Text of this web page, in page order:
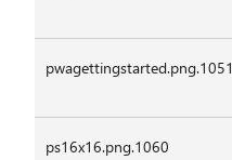
pwagettingstarted.png.1051
ps16x16.png.1060